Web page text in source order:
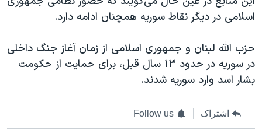
اسلامی در دیگر نقاط سوریه همچنان ادامه دارد.
حزب الله لبنان و جمهوری اسلامی از زمان آغاز جنگ داخلی
در سوریه در حدود ۱۳ سال قبل، برای حمایت از حکومت
بشار اسد وارد سوریه شدند.
اشتراک Follow us